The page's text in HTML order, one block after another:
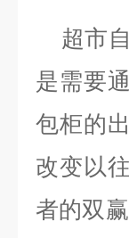
超市
是需要
包柜的
改变以
者的双